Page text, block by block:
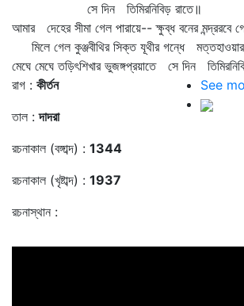
সে দিন তিমিরনিবিড় রাতে॥
আমার দেহের সীমা গেল পারায়ে-- ক্ষুব্ধ বনের মন্দ্ররবে
মিলে গেল কুঞ্জবীথির সিক্ত যূথীর গন্ধে মত্তহাওয়ার
মেঘে মেঘে তড়িৎশিখার ভুজঙ্গপ্রয়াতে সে দিন
রাগ : কীর্তন
তাল :দাদরা
রচনাকাল (বঙ্গাব্দ) : 1344
রচনাকাল (খৃষ্টাব্দ) : 1937
রচনাস্থান :
See